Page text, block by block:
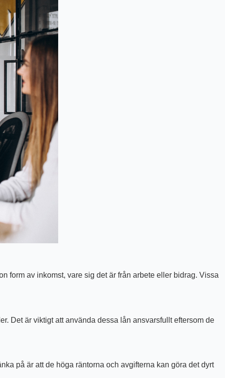
form av inkomst, vare sig det är från arbete eller bidrag. Vissa
Det är viktigt att använda dessa lån ansvarsfullt eftersom de
på är att de höga räntorna och avgifterna kan göra det dyrt